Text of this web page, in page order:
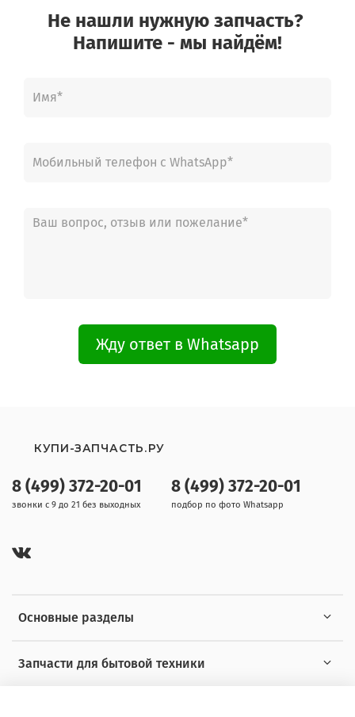
Не нашли нужную запчасть?
Напишите - мы найдём!
Жду ответ в Whatsapp
Основные разделы
Запчасти для бытовой техники
8 (499) 372-20-01
звонки с 9 до 21 без выходных
8 (499) 372-20-01
подбор по фото Whatsapp
КУПИ-ЗАПЧАСТЬ.РУ